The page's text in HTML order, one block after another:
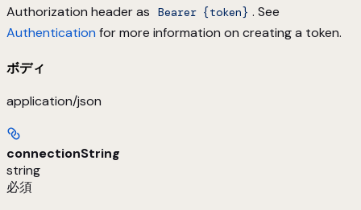
Authorization header as
Bearer {token} . See
Authentication for more information on creating a token.
ボディ
application/json
connectionString
string
必須